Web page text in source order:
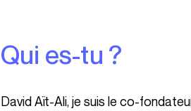
Qui es-tu ?
David Aït-Ali, je suis le co-